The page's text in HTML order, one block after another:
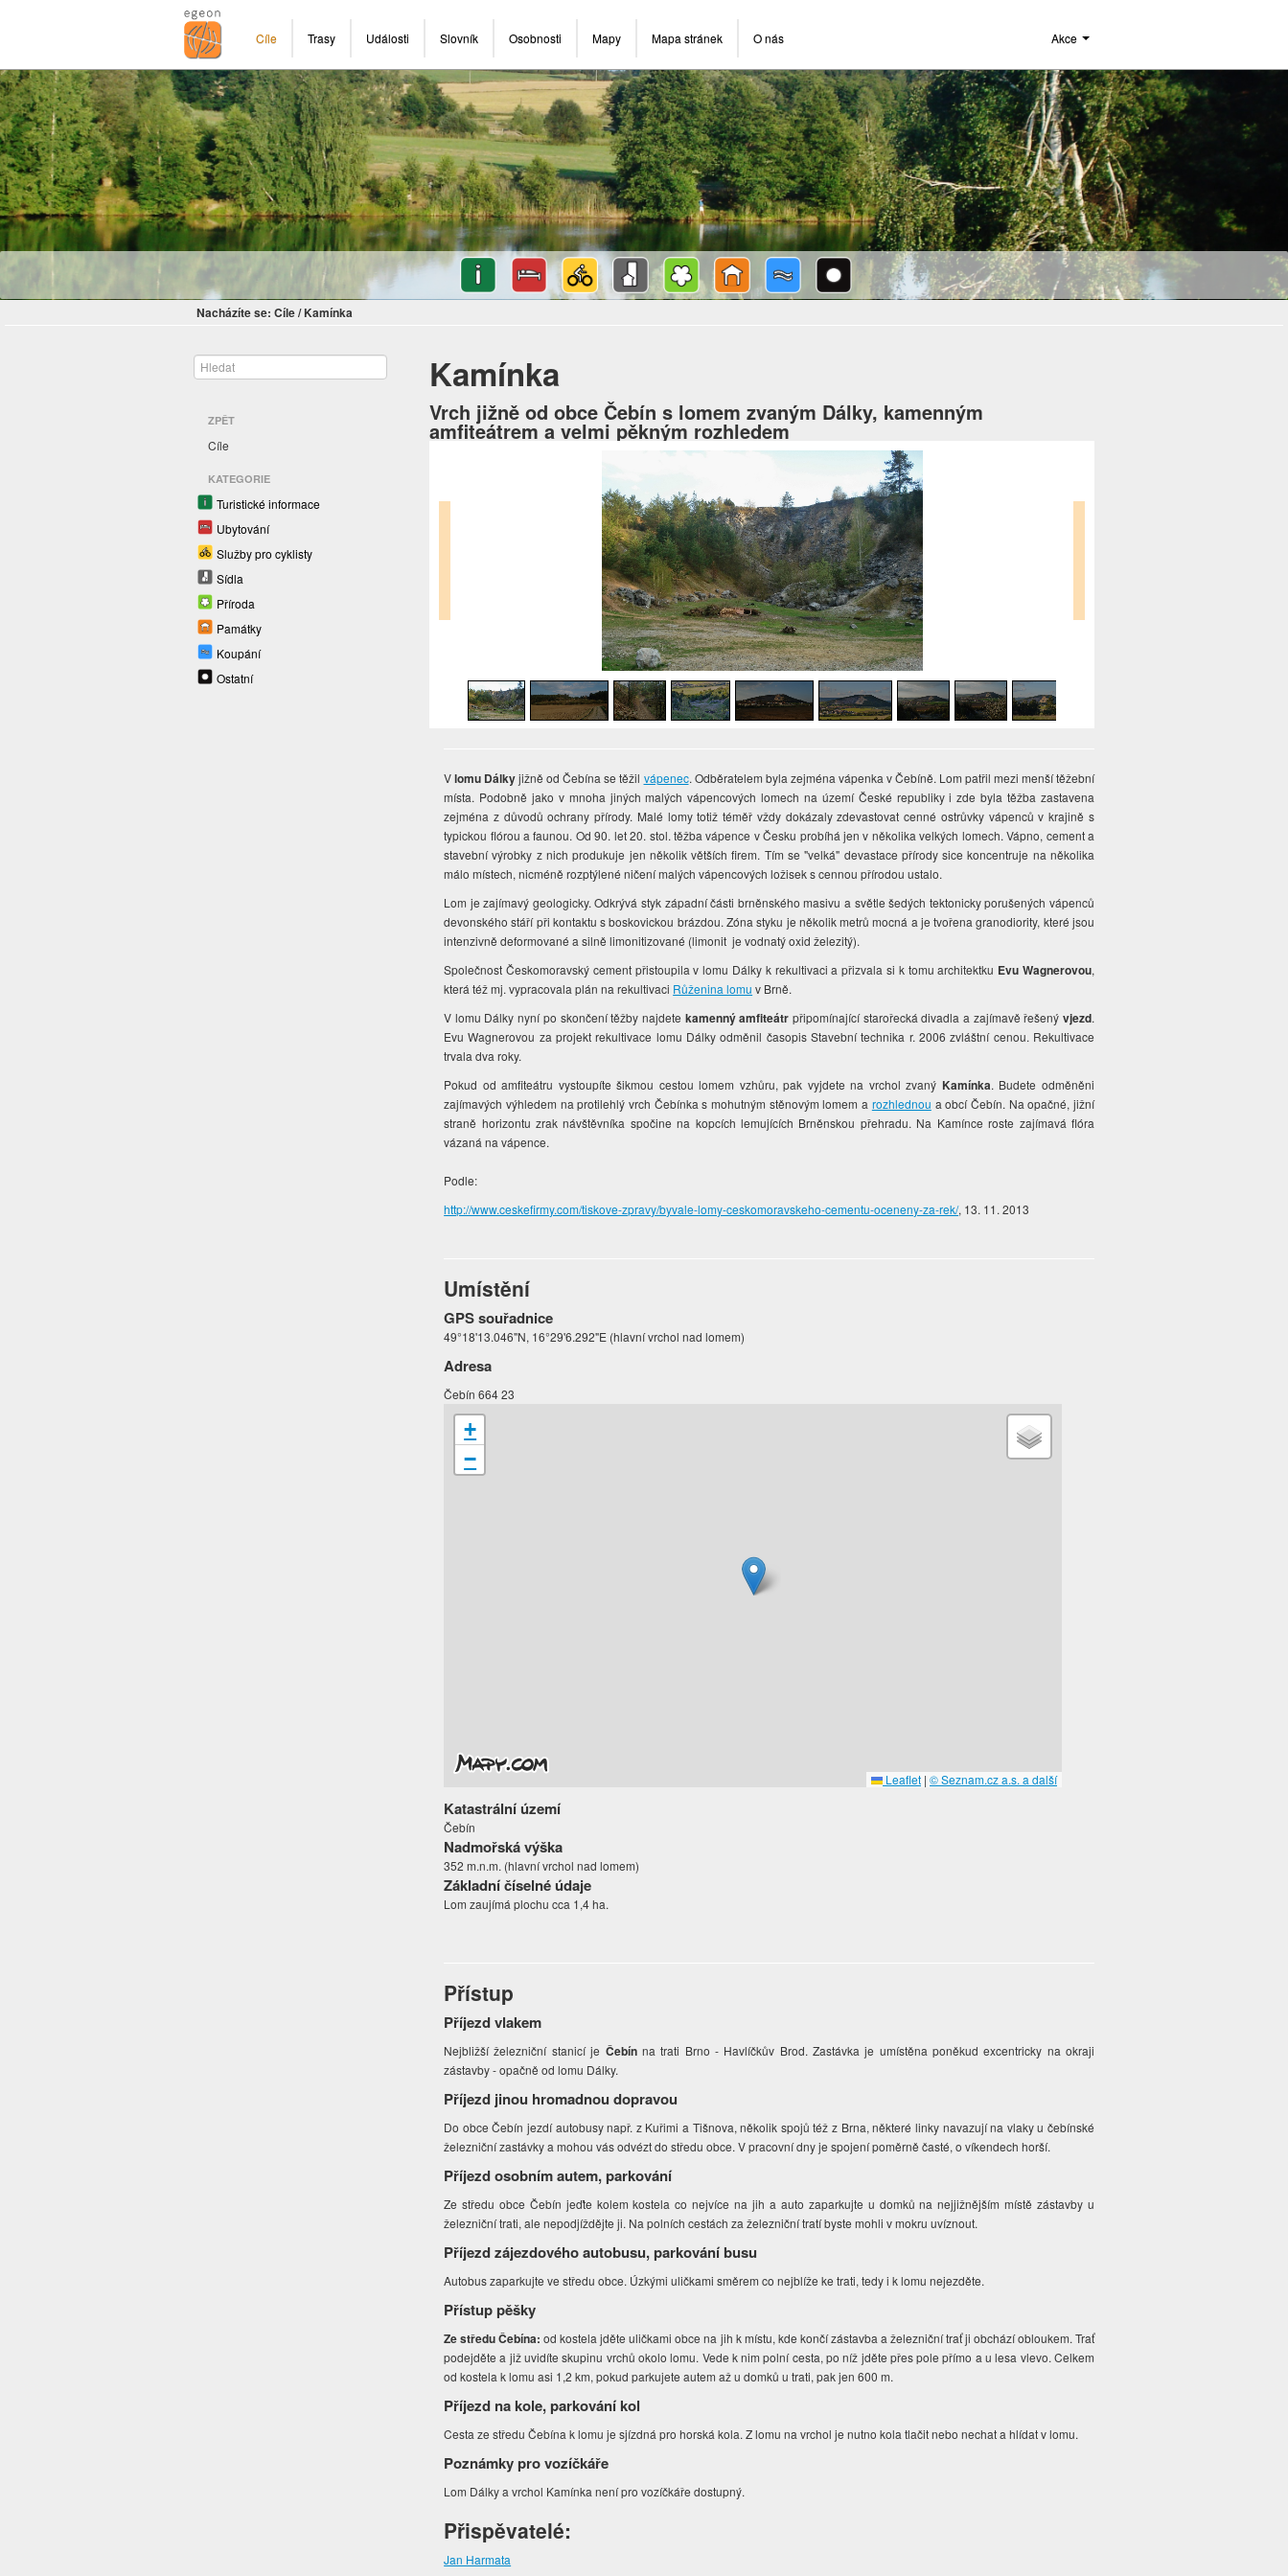
Cíle Trasy Události Slovník Osobnosti Mapy Mapa stránek O nás Akce
Nacházíte se: Cíle/ Kamínka
ZPĚT
Cíle
KATEGORIE
Turistické informace
Ubytování
Služby pro cyklisty
Sídla
Příroda
Památky
Koupání
Ostatní
Kamínka
Vrch jižně od obce Čebín s lomem zvaným Dálky, kamenným
amfiteátrem a velmi pěkným rozhledem
Vlomu Dálkyjižně od Čebína se těžil vápenec. Odběratelem byla zejména vápenka v Čebíně. Lom patřil mezi menší těžební
místa. Podobně jako v mnoha jiných malých vápencových lomech na území České republiky i zde byla těžba zastavena
zejména z důvodů ochrany přírody. Malé lomy totiž téměř vždy dokázaly zdevastovat cenné ostrůvky vápenců v krajině s
typickou flórou a faunou. Od 90. let 20. stol. těžba vápence v Česku probíhá jen v několika velkých lomech. Vápno, cement a
stavební výrobky z nich produkuje jen několik větších firem. Tím se "velká" devastace přírody sice koncentruje na několika
málo místech, nicméně rozptýlené ničení malých vápencových ložisek s cennou přírodou ustalo.
Lom je zajímavý geologicky. Odkrývá styk západní části brněnského masivu a světle šedých tektonicky porušených vápenců
devonského stáří při kontaktu s boskovickou brázdou. Zóna styku je několik metrů mocná a je tvořena granodiority, které jsou
intenzivně deformované a silně limonitizované (limonit je vodnatý oxid železitý).
Společnost Českomoravský cement přistoupila v lomu Dálky k rekultivaci a přizvala si k tomu architektku Evu Wagnerovou,
která též mj. vypracovala plán na rekultivaci Růženina lomu v Brně.
V lomu Dálky nyní po skončení těžby najdete kamenný amfiteátr připomínající starořecká divadla a zajímavě řešený vjezd.
Evu Wagnerovou za projekt rekultivace lomu Dálky odměnil časopis Stavební technika r. 2006 zvláštní cenou. Rekultivace
trvala dva roky.
Pokud od amfiteátru vystoupíte šikmou cestou lomem vzhůru, pak vyjdete na vrchol zvaný Kamínka. Budete odměněni
zajímavých výhledem na protilehlý vrch Čebínka s mohutným stěnovým lomem a rozhlednou a obcí Čebín. Na opačné, jižní
straně horizontu zrak návštěvníka spočine na kopcích lemujících Brněnskou přehradu. Na Kamínce roste zajímavá flóra
vázaná na vápence.
Podle:
http://www.ceskefirmy.com/tiskove-zpravy/byvale-lomy-ceskomoravskeho-cementu-oceneny-za-rek/, 13. 11. 2013
Umístění
GPS souřadnice
49°18'13.046"N, 16°29'6.292"E (hlavní vrchol nad lomem)
Adresa
Čebín 664 23
+
−
Leaflet | © Seznam.cz a.s. a další
Katastrální území
Čebín
Nadmořská výška
352 m.n.m. (hlavní vrchol nad lomem)
Základní číselné údaje
Lom zaujímá plochu cca 1,4 ha.
Přístup
Příjezd vlakem
Nejbližší železniční stanicí je Čebín na trati Brno - Havlíčkův Brod. Zastávka je umístěna poněkud excentricky na okraji
zástavby - opačně od lomu Dálky.
Příjezd jinou hromadnou dopravou
Do obce Čebín jezdí autobusy např. z Kuřimi a Tišnova, několik spojů též z Brna, některé linky navazují na vlaky u čebínské
železniční zastávky a mohou vás odvézt do středu obce. V pracovní dny je spojení poměrně časté, o víkendech horší.
Příjezd osobním autem, parkování
Ze středu obce Čebín jeďte kolem kostela co nejvíce na jih a auto zaparkujte u domků na nejjižnějším místě zástavby u
železniční trati, ale nepodjíždějte ji. Na polních cestách za železniční tratí byste mohli v mokru uvíznout.
Příjezd zájezdového autobusu, parkování busu
Autobus zaparkujte ve středu obce. Úzkými uličkami směrem co nejblíže ke trati, tedy i k lomu nejezděte.
Přístup pěšky
Ze středu Čebína:od kostela jděte uličkami obce na jih k místu, kde končí zástavba a železniční trať ji obchází obloukem. Trať
podejděte a již uvidíte skupinu vrchů okolo lomu. Vede k nim polní cesta, po níž jděte přes pole přímo a u lesa vlevo. Celkem
od kostela k lomu asi 1,2 km, pokud parkujete autem až u domků u trati, pak jen 600 m.
Příjezd na kole, parkování kol
Cesta ze středu Čebína k lomu je sjízdná pro horská kola. Z lomu na vrchol je nutno kola tlačit nebo nechat a hlídat v lomu.
Poznámky pro vozíčkáře
Lom Dálky a vrchol Kamínka není pro vozíčkáře dostupný.
Přispěvatelé:
Jan Harmata